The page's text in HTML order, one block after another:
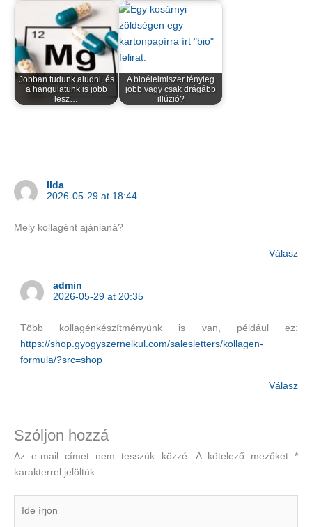
Jobban tudunk aludni, és
a hangulatunk is jobb
lesz…
A bioélelmiszer tényleg
jobb vagy csak drágább
illúzió?
Ilda
2026-05-29 at 18:44
Mely kollagént ajánlaná?
Válasz
admin
2026-05-29 at 20:35
Több kollagénkészítményünk is van, például ez:
https://shop.gyogyszernelkul.com/salesletters/kollagen-
formula/?src=shop
Válasz
Szóljon hozzá
Az e-mail címet nem tesszük közzé. A kötelező mezőket*
karakterrel jelöltük